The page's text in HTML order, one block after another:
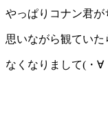
やっぱりコナン君
思いながら観てい
なくなりまして(・∀